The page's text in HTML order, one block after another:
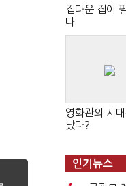
집다운 집이
다
영화관의 시
났다?
인기뉴스